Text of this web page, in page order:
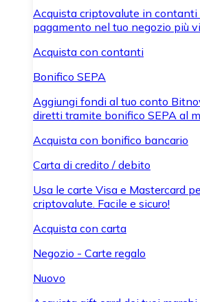
Acquista criptovalute in contanti
pagamento nel tuo negozio più
Acquista con contanti
Bonifico SEPA
Aggiungi fondi al tuo conto
diretti tramite bonifico SEPA al
Acquista con bonifico bancario
Carta di credito / debito
Usa le carte Visa e Mastercard
criptovalute. Facile e sicuro!
Acquista con carta
Negozio - Carte regalo
Nuovo